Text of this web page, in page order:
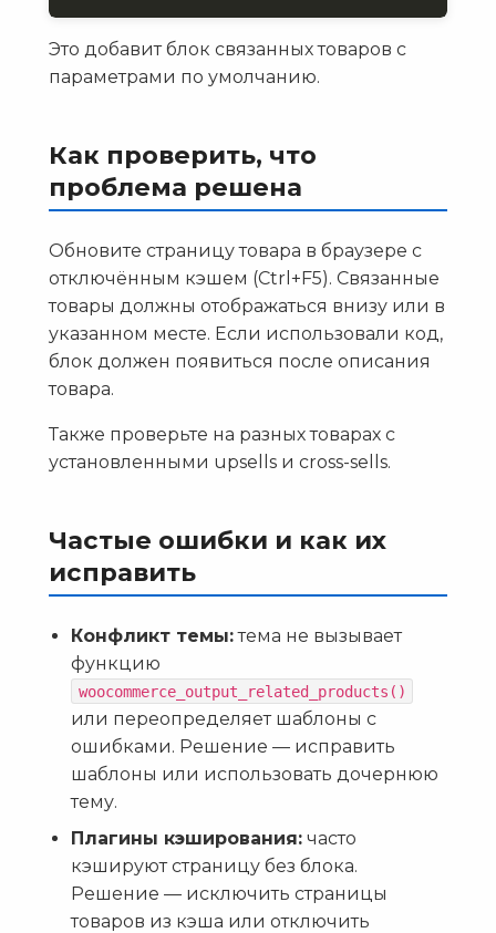
Это добавит блок связанных товаров с
параметрами по умолчанию.
Как проверить, что
проблема решена
Обновите страницу товара в браузере с
отключённым кэшем (Ctrl+F5). Связанные
товары должны отображаться внизу или в
указанном месте. Если использовали код,
блок должен появиться после описания
товара.
Также проверьте на разных товарах с
установленными upsells и cross-sells.
Частые ошибки и как их
исправить
Конфликт темы:тема не вызывает
функцию
woocommerce_output_related_products()
или переопределяет шаблоны с
ошибками. Решение — исправить
шаблоны или использовать дочернюю
тему.
Плагины кэширования: часто
кэшируют страницу без блока.
Решение — исключить страницы
товаров из кэша или отключить